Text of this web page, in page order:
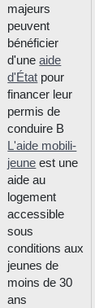
majeurs
peuvent
bénéficier
d'uneaide
d'État pour
financer leur
permis de
conduire B
L'aide mobili-
jeune est une
aide au
logement
accessible
sous
conditions aux
jeunes de
moins de 30
ans